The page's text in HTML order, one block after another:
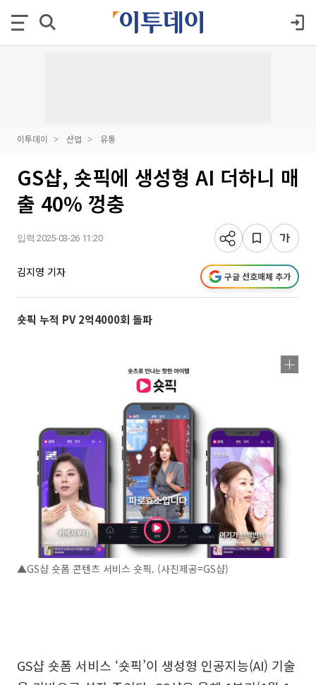
이투데이 산업 유통
GS샵, 숏픽에 생성형 AI 더하니 매
출 40% 껑충
입력 2025-03-26 11:20
김지영 기자 구글 선호매체 추가
숏픽 누적 PV 2억4000회 돌파
▲GS샵 숏폼 콘텐츠 서비스 숏픽. (사진제공=GS샵)
GS샵 숏폼 서비스 ‘숏픽’이 생성형 인공지능(AI) 기술